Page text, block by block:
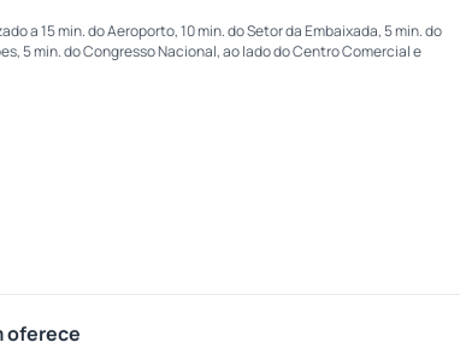
a 15 min. do Aeroporto, 10 min. do Setor da Embaixada, 5 min. do
5 min. do Congresso Nacional, ao lado do Centro Comercial e
oferece